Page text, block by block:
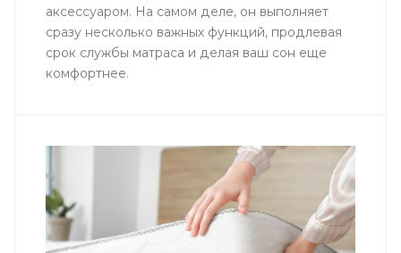
аксессуаром. На самом деле, он выполняет
сразу несколько важных функций, продлевая
срок службы матраса и делая ваш сон еще
комфортнее.